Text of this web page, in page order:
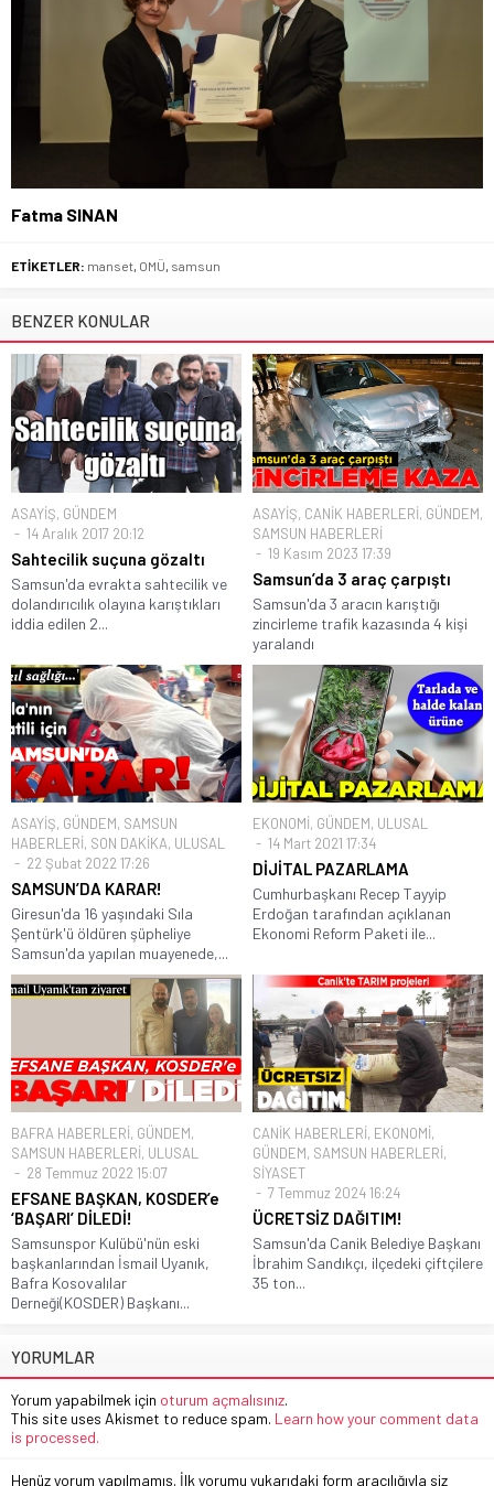
Fatma SINAN
ETİKETLER: manset, OMÜ, samsun
BENZER KONULAR
ASAYİŞ, GÜNDEM
14 Aralık 2017 20:12
Sahtecilik suçuna gözaltı
Samsun'da evrakta sahtecilik ve
dolandırıcılık olayına karıştıkları
iddia edilen 2...
ASAYİŞ, CANİK HABERLERİ, GÜNDEM,
SAMSUN HABERLERİ
19 Kasım 2023 17:39
Samsun’da 3 araç çarpıştı
Samsun'da 3 aracın karıştığı
zincirleme trafik kazasında 4 kişi
yaralandı
ASAYİŞ, GÜNDEM, SAMSUN
HABERLERİ, SON DAKİKA, ULUSAL
22 Şubat 2022 17:26
SAMSUN’DA KARAR!
Giresun'da 16 yaşındaki Sıla
Şentürk'ü öldüren şüpheliye
Samsun'da yapılan muayenede,...
EKONOMİ, GÜNDEM, ULUSAL
14 Mart 2021 17:34
DİJİTAL PAZARLAMA
Cumhurbaşkanı Recep Tayyip
Erdoğan tarafından açıklanan
Ekonomi Reform Paketi ile...
BAFRA HABERLERİ, GÜNDEM,
SAMSUN HABERLERİ, ULUSAL
28 Temmuz 2022 15:07
EFSANE BAŞKAN, KOSDER’e
‘BAŞARI’ DİLEDİ!
Samsunspor Kulübü'nün eski
başkanlarından İsmail Uyanık,
Bafra Kosovalılar
Derneği(KOSDER) Başkanı...
CANİK HABERLERİ, EKONOMİ,
GÜNDEM, SAMSUN HABERLERİ,
SİYASET
7 Temmuz 2024 16:24
ÜCRETSİZ DAĞITIM!
Samsun'da Canik Belediye Başkanı
İbrahim Sandıkçı, ilçedeki çiftçilere
35 ton...
YORUMLAR
Yorum yapabilmek için oturum açmalısınız.
This site uses Akismet to reduce spam. Learn how your comment data
is processed.
Henüz yorum yapılmamış. İlk yorumu yukarıdaki form aracılığıyla siz